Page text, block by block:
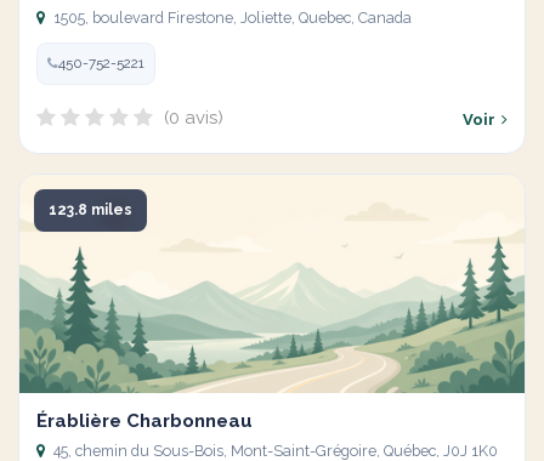
1505, boulevard Firestone, Joliette, Quebec, Canada
450-752-5221
(0 avis) Voir
123.8 miles
Érablière Charbonneau
45, chemin du Sous-Bois, Mont-Saint-Grégoire, Québec, J0J 1K0